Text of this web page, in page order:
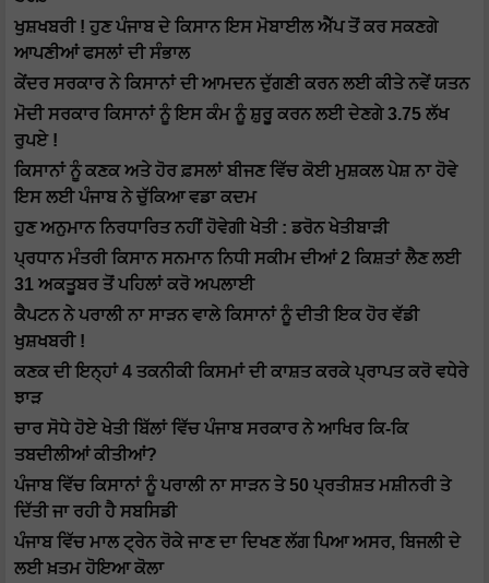
ਖੁਸ਼ਖਬਰੀ ! ਹੁਣ ਪੰਜਾਬ ਦੇ ਕਿਸਾਨ ਇਸ ਮੋਬਾਈਲ ਐੱਪ ਤੋਂ ਕਰ ਸਕਣਗੇ
ਆਪਣੀਆਂ ਫਸਲਾਂ ਦੀ ਸੰਭਾਲ
ਕੇਂਦਰ ਸਰਕਾਰ ਨੇ ਕਿਸਾਨਾਂ ਦੀ ਆਮਦਨ ਦੁੱਗਣੀ ਕਰਨ ਲਈ ਕੀਤੇ ਨਵੇਂ ਯਤਨ
ਮੋਦੀ ਸਰਕਾਰ ਕਿਸਾਨਾਂ ਨੂੰ ਇਸ ਕੰਮ ਨੂੰ ਸ਼ੁਰੂ ਕਰਨ ਲਈ ਦੇਣਗੇ 3.75 ਲੱਖ
ਰੁਪਏ !
ਕਿਸਾਨਾਂ ਨੂੰ ਕਣਕ ਅਤੇ ਹੋਰ ਫ਼ਸਲਾਂ ਬੀਜਣ ਵਿੱਚ ਕੋਈ ਮੁਸ਼ਕਲ ਪੇਸ਼ ਨਾ ਹੋਵੇ
ਇਸ ਲਈ ਪੰਜਾਬ ਨੇ ਚੁੱਕਿਆ ਵਡਾ ਕਦਮ
ਹੁਣ ਅਨੁਮਾਨ ਨਿਰਧਾਰਿਤ ਨਹੀਂ ਹੋਵੇਗੀ ਖੇਤੀ : ਡਰੋਨ ਖੇਤੀਬਾੜੀ
ਪ੍ਰਧਾਨ ਮੰਤਰੀ ਕਿਸਾਨ ਸਨਮਾਨ ਨਿਧੀ ਸਕੀਮ ਦੀਆਂ 2 ਕਿਸ਼ਤਾਂ ਲੈਣ ਲਈ
31 ਅਕਤੂਬਰ ਤੋਂ ਪਹਿਲਾਂ ਕਰੋ ਅਪਲਾਈ
ਕੈਪਟਨ ਨੇ ਪਰਾਲੀ ਨਾ ਸਾੜਨ ਵਾਲੇ ਕਿਸਾਨਾਂ ਨੂੰ ਦੀਤੀ ਇਕ ਹੋਰ ਵੱਡੀ
ਖੁਸ਼ਖਬਰੀ !
ਕਣਕ ਦੀ ਇਨ੍ਹਾਂ 4 ਤਕਨੀਕੀ ਕਿਸਮਾਂ ਦੀ ਕਾਸ਼ਤ ਕਰਕੇ ਪ੍ਰਾਪਤ ਕਰੋ ਵਧੇਰੇ
ਝਾੜ
ਚਾਰ ਸੋਧੇ ਹੋਏ ਖੇਤੀ ਬਿੱਲਾਂ ਵਿੱਚ ਪੰਜਾਬ ਸਰਕਾਰ ਨੇ ਆਖਿਰ ਕਿ-ਕਿ
ਤਬਦੀਲੀਆਂ ਕੀਤੀਆਂ?
ਪੰਜਾਬ ਵਿੱਚ ਕਿਸਾਨਾਂ ਨੂੰ ਪਰਾਲੀ ਨਾ ਸਾੜਨ ਤੇ 50 ਪ੍ਰਤੀਸ਼ਤ ਮਸ਼ੀਨਰੀ ਤੇ
ਦਿੱਤੀ ਜਾ ਰਹੀ ਹੈ ਸਬਸਿਡੀ
ਪੰਜਾਬ ਵਿੱਚ ਮਾਲ ਟ੍ਰੇਨ ਰੋਕੇ ਜਾਣ ਦਾ ਦਿਖਣ ਲੱਗ ਪਿਆ ਅਸਰ, ਬਿਜਲੀ ਦੇ
ਲਈ ਖ਼ਤਮ ਹੋਇਆ ਕੋਲਾ